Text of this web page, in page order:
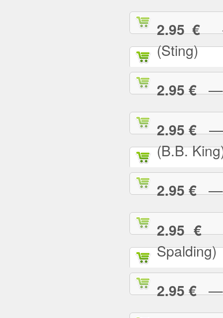
2.95 €—
(Sting)
2.95 €— I
2.95 €— I
(B.B.
2.95 €— I
2.95 €—
Spalding)
2.95 €— I